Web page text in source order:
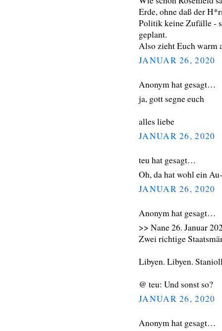
Erde, ohne daß der
Politik keine Zufälle -
geplant.
Also zieht Euch warm
JANUAR 26, 2020
Anonym hat gesagt…
ja, gott segne euch
alles liebe
JANUAR 26, 2020
teu hat gesagt…
Oh, da hat wohl ein
JANUAR 26, 2020
Anonym hat gesagt…
>> Nane 26. Januar
Zwei richtige
Libyen. Libyen.
@ teu: Und sonst so?
JANUAR 26, 2020
Anonym hat gesagt…